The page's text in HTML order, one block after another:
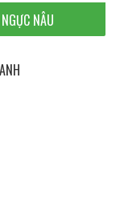
NÂU